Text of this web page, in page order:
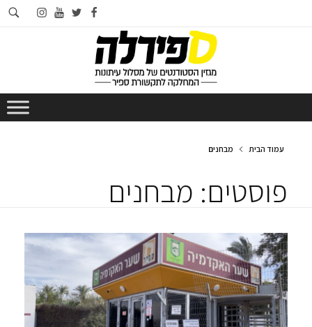
facebook
twitter
youtube
instagram
עמוד הבית מבחנים
פוסטים: מבחנים